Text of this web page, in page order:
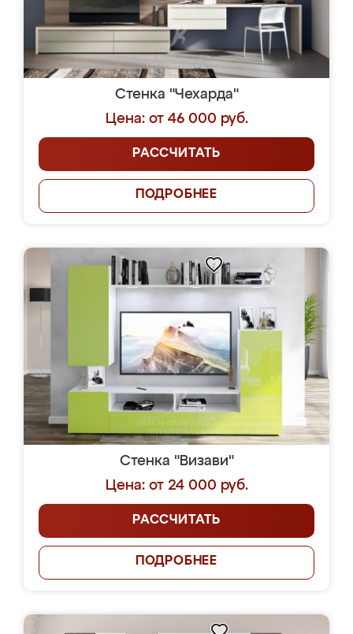
Стенка "Чехарда"
Цена: от 46 000 руб.
РАССЧИТАТЬ
ПОДРОБНЕЕ
Стенка "Визави"
Цена: от 24 000 руб.
РАССЧИТАТЬ
ПОДРОБНЕЕ